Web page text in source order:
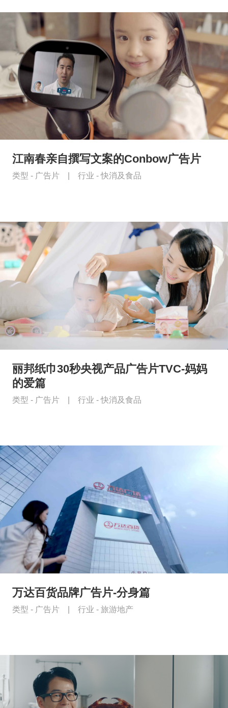
江南春亲自撰写文案的Conbow广告片
类型 - 广告片 行业 -快消及食品
丽邦纸巾30秒央视产品广告片TVC-妈妈
的爱篇
类型 - 广告片 行业 -快消及食品
万达百货品牌广告片-分身篇
类型 - 广告片 行业 - 旅游地产